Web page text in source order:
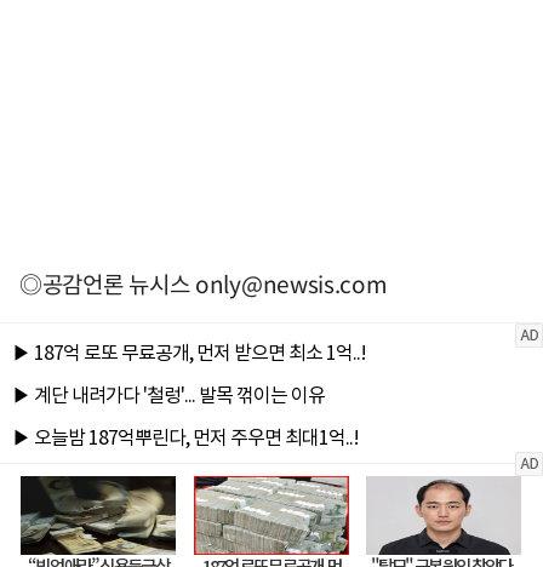
◎공감언론 뉴시스only@newsis.com